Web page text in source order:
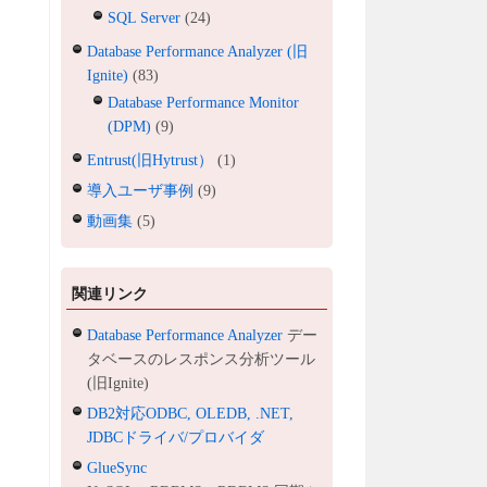
SQL Server (24)
Database Performance Analyzer (旧
Ignite) (83)
Database Performance Monitor
(DPM) (9)
Entrust(旧Hytrust）
(1)
導入ユーザ事例 (9)
動画集 (5)
関連リンク
Database Performance Analyzer デー
タベースのレスポンス分析ツール
(旧Ignite)
DB2対応ODBC, OLEDB, .NET,
JDBCドライバ/プロバイダ
GlueSync